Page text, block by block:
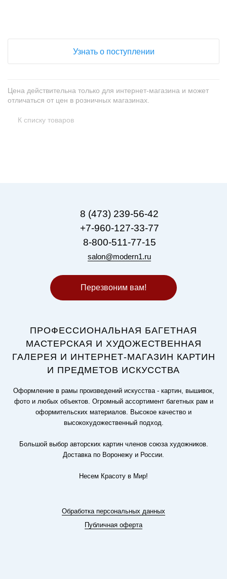
Узнать о поступлении
Цена действительна только для интернет-магазина и может
отличаться от цен в розничных магазинах.
К списку товаров
8 (473) 239-56-42
+7-960-127-33-77
8-800-511-77-15
salon@modern1.ru
Перезвоним вам!
ПРОФЕССИОНАЛЬНАЯ БАГЕТНАЯ
МАСТЕРСКАЯ И ХУДОЖЕСТВЕННАЯ
ГАЛЕРЕЯ И ИНТЕРНЕТ-МАГАЗИН КАРТИН
И ПРЕДМЕТОВ ИСКУССТВА
Оформление в рамы произведений искусства - картин, вышивок,
фото и любых объектов. Огромный ассортимент багетных рам и
оформительских материалов. Высокое качество и
высокохудожественный подход.
Большой выбор авторских картин членов союза художников.
Доставка по Воронежу и России.
Несем Красоту в Мир!
Обработка персональных данных
Публичная оферта